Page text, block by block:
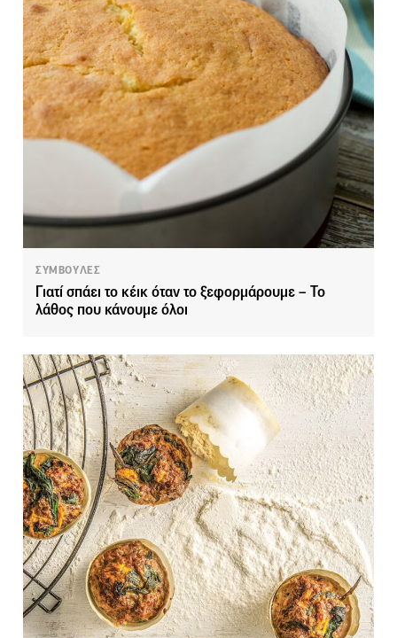
ΣΥΜΒΟΥΛΕΣ
Γιατί σπάει το κέικ όταν το ξεφορμάρουμε – Το
λάθος που κάνουμε όλοι